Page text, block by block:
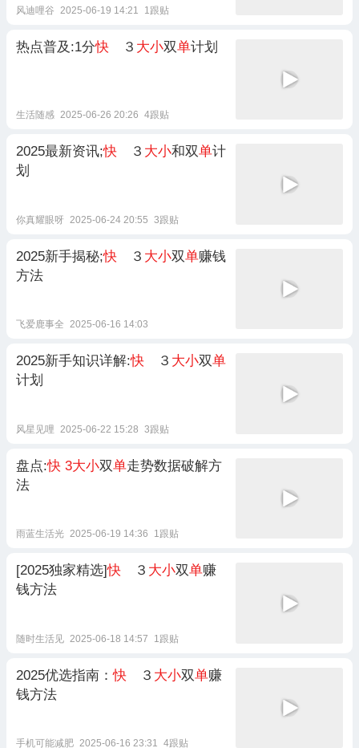
风迪哩谷 2025-06-19 14:21 1跟贴
热点普及:1分快 ３ 大小双单计划
生活随感 2025-06-26 20:26 4跟贴
2025最新资讯;快 ３ 大小和双单计
划
你真耀眼呀 2025-06-24 20:55 3跟贴
2025新手揭秘;快 ３ 大小双单赚钱
方法
飞爱鹿事全 2025-06-16 14:03
2025新手知识详解:快 ３ 大小双单
计划
风星见哩 2025-06-22 15:28 3跟贴
盘点:快 3大小双单走势数据破解方
法
雨蓝生活光 2025-06-19 14:36 1跟贴
[2025独家精选]快 ３ 大小双单赚
钱方法
随时生活见 2025-06-18 14:57 1跟贴
2025优选指南：快 ３ 大小双单赚
钱方法
手机可能减肥 2025-06-16 23:31 4跟贴